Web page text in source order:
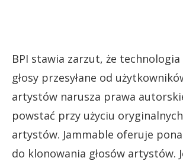
BPI stawia zarzut, że
głosy przesyłane od
artystów narusza prawa
powstać przy użyciu
artystów. Jammable oferuje
do klonowania głosów artystów.